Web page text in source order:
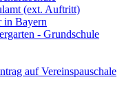
(ext. Auftritt)
in Bayern
- Grundschule
auf Vereinspauschale